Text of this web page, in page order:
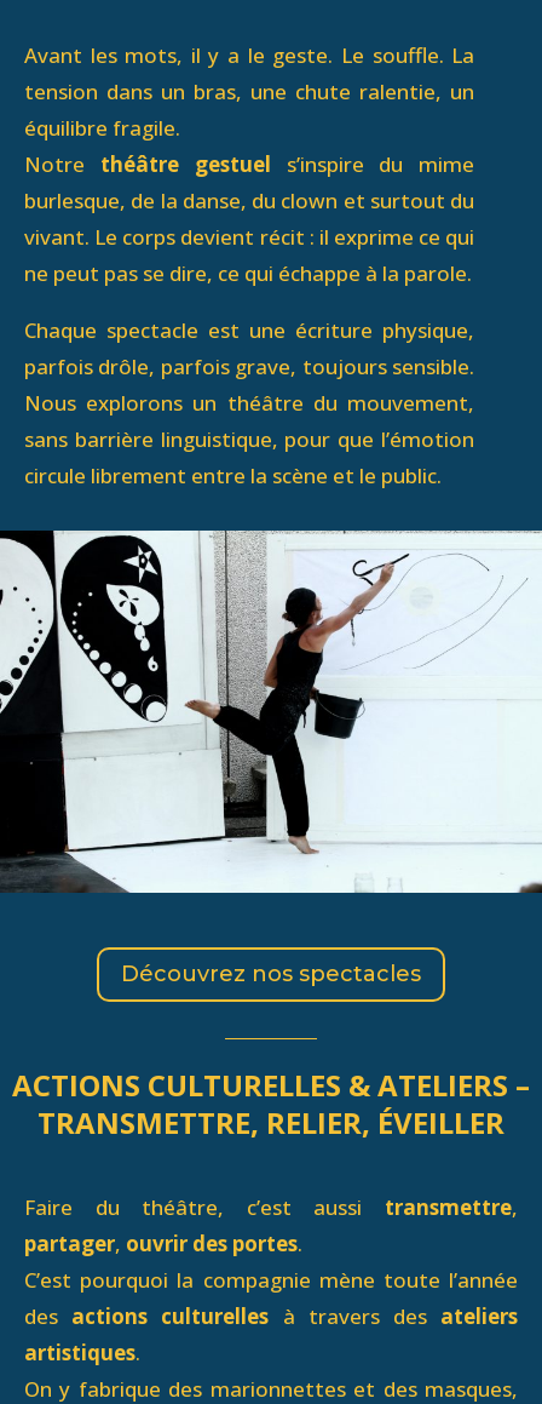
Avant les mots, il y a le geste. Le souffle. La
tension dans un bras, une chute ralentie, un
équilibre fragile.
Notre théâtre gestuel s’inspire du mime
burlesque, de la danse, du clown et surtout du
vivant. Le corps devient récit : il exprime ce qui
ne peut pas se dire, ce qui échappe à la parole.
Chaque spectacle est une écriture physique,
parfois drôle, parfois grave, toujours sensible.
Nous explorons un théâtre du mouvement,
sans barrière linguistique, pour que l’émotion
circule librement entre la scène et le public.
Découvrez nos spectacles
ACTIONS CULTURELLES & ATELIERS –
TRANSMETTRE, RELIER, ÉVEILLER
Faire du théâtre, c’est aussi transmettre,
partager, ouvrir des portes.
C’est pourquoi la compagnie mène toute l’année
des actions culturelles à travers des ateliers
artistiques.
On y fabrique des marionnettes et des masques,